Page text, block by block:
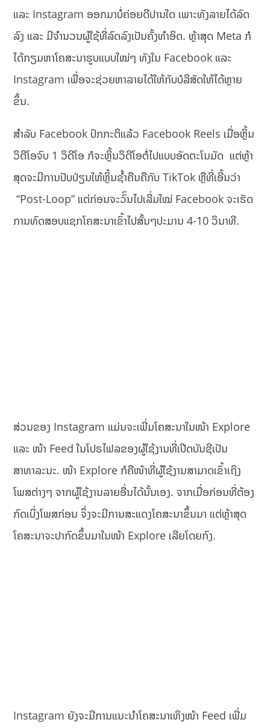
ແລະ Instagram ອອກມາບໍ່ຄ່ອຍດີປານໃດ ເພາະທັງລາຍໄດ້ລົດ
ລົງ ແລະ ມີຈຳນວນຜູ້ໃຊ້ທີ່ລົດລົງເປັນຄັ້ງທຳອິດ. ຫຼ້າສຸດ Meta ກໍ
ໄດ້ກຽມຫາໂຄສະນາຮູບແບບໃໝ່ໆ ທັງໃນ Facebook ແລະ
Instagram ເພື່ອຈະຊ່ວຍຫາລາຍໄດ້ໃຫ້ກັບບໍລິສັດໃຫ້ໄດ້ຫຼາຍ
ຂຶ້ນ.
ສຳລັບ Facebook ປົກກະຕິແລ້ວ Facebook Reels ເມື່ອຫຼິ້ນ
ວິດີໂອຈົບ 1 ວິດີໂອ ກໍຈະຫຼິ້ນວິດີໂອຕໍ່ໄປແບບອັດຕະໂນມັດ ແຕ່ຫຼ້າ
ສຸດຈະມີການປັບປ່ຽນໃຫ້ຫຼິ້ນຊໍ້າຄືນຄືກັບ TikTok ຫຼືທີ່ເອີ້ນວ່າ
“Post-Loop” ແຕ່ກ່ອນຈະວົົນໄປເລີ່ມໃໝ່ Facebook ຈະເຮັດ
ການທົດສອບແຊກໂຄສະນາເຂົ້າໄປສັ້ນໆປະມານ 4-10 ວິນາທີ.
ສ່ວນຂອງ Instagram ແມ່ນຈະເພີ່ມໂຄສະນາໃນໜ້າ Explore
ແລະ ໜ້າ Feed ໃນໂປຣໄຟລຂອງຜູ້ໃຊ້ງານທີ່ເປີດບັນຊີເປັນ
ສາທາລະນະ. ໜ້າ Explore ກໍຄືໜ້າທີ່ຜູ້ໃຊ້ງານສາມາດເຂົ້າເຖິງ
ໂພສຕ່າງໆ ຈາກຜູ້ໃຊ້ງານລາຍອື່ນໄດ້ນັ້ນເອງ. ຈາກເມື່ອກ່ອນທີ່ຕ້ອງ
ກົດເບິ່ງໂພສກ່ອນ ຈຶ່ງຈະມີການສະແດງໂຄສະນາຂຶ້ນມາ ແຕ່ຫຼ້າສຸດ
ໂຄສະນາຈະປາກົດຂຶ້ນມາໃນໜ້າ Explore ເລີຍໂດຍກົງ.
Instagram ຍັງຈະມີການແນະນຳໂຄສະນາເທິງໜ້າ Feed ເພີ່ມ